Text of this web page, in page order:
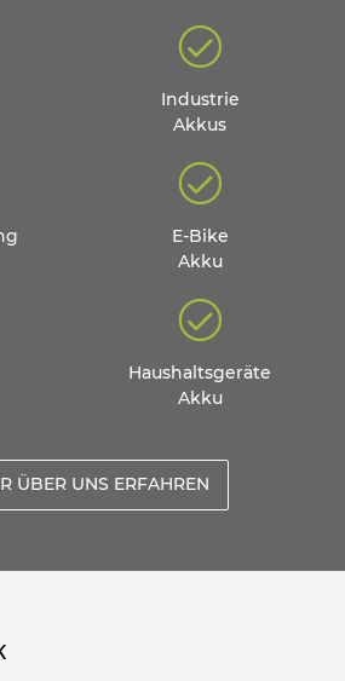
Industrie
Akkus
E-Bike
Akku
Haushaltsgeräte
Akku
ÜBER UNS ERFAHREN